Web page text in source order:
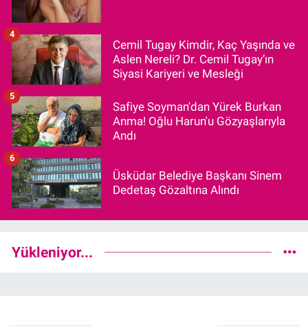
Cemil Tugay Kimdir, Kaç Yaşında ve
Aslen Nereli? Dr. Cemil Tugay’ın
Siyasi Kariyeri ve Mesleği
4
Safiye Soyman'dan Yürek Burkan
Anma! Oğlu Harun'u Gözyaşlarıyla
Andı
5
Üsküdar Belediye Başkanı Sinem
Dedetaş Gözaltına Alındı
6
Yükleniyor...